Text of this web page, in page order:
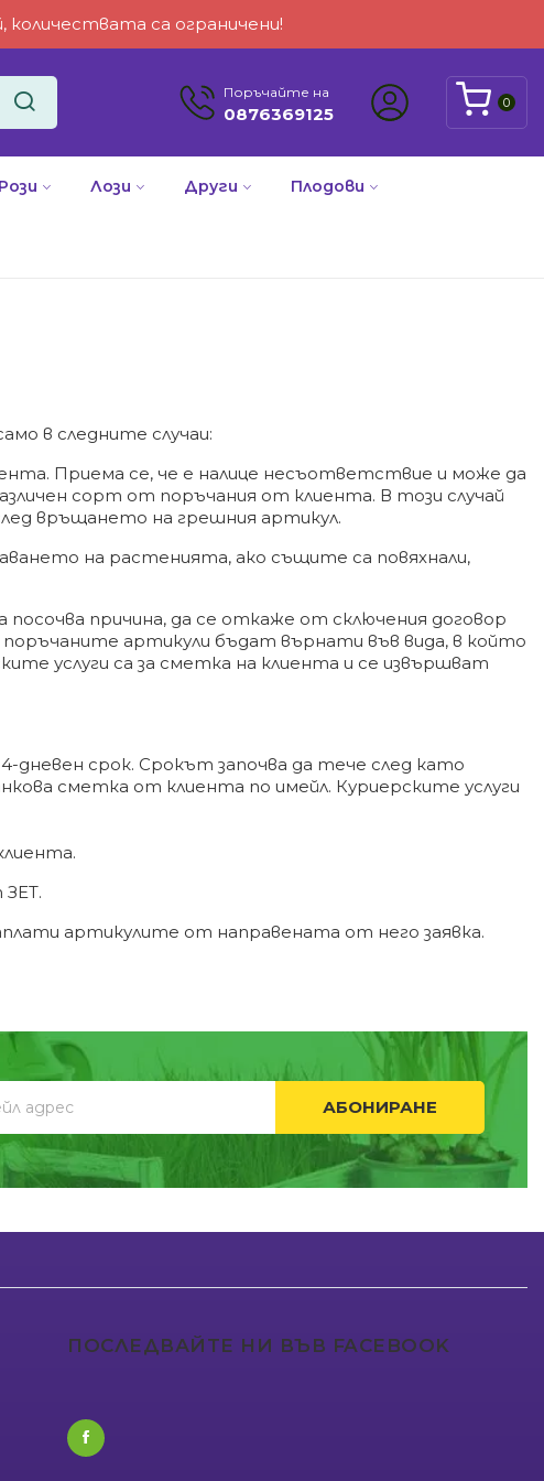
количествата са ограничени!
Поръчайте на
0876369125
0
Рози Лози Други Плодови
в следните случаи:
Приема се, че е налице несъответствие и може да
сорт от поръчания от клиента. В този случай
връщането на грешния артикул.
на растенията, ако същите са повяхнали,
причина, да се откаже от сключения договор
артикули бъдат върнати във вида, в който
услуги са за сметка на клиента и се извършват
дневен срок. Срокът започва да тече след като
сметка от клиента по имейл. Куриерските услуги
ЗЕТ.
артикулите от направената от него заявка.
АБОНИРАНЕ
ПОСЛЕДВАЙТЕ НИ ВЪВ FACEBOOK